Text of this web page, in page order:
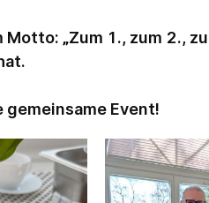
„Zum 1., zum 2.,
gemeinsame Event!